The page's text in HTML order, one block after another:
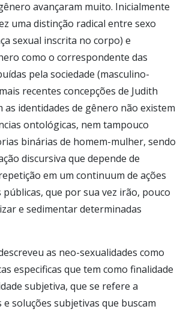
avançaram muito. Inicialmente
uma distinção radical entre sexo
sexual inscrita no corpo) e
como o correspondente das
pela sociedade (masculino-
recentes concepções de Judith
as identidades de gênero não existem
ontológicas, nem tampouco
binárias de homem-mulher, sendo
discursiva que depende de
em um continuum de ações
que por sua vez irão, pouco
e sedimentar determinadas
as neo-sexualidades como
especificas que tem como finalidade
subjetiva, que se refere a
soluções subjetivas que buscam